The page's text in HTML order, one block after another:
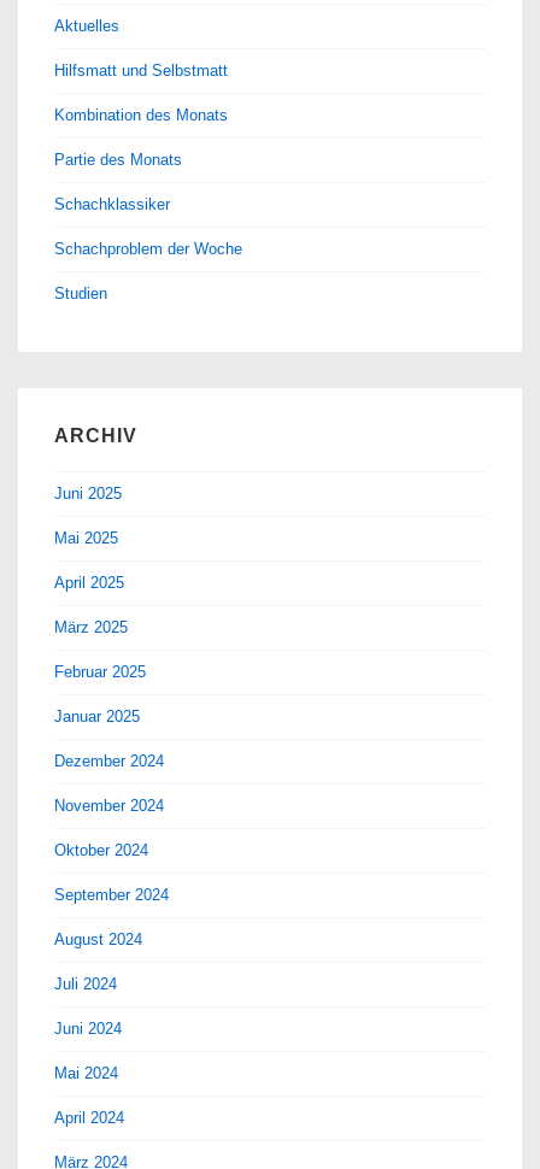
Aktuelles
Hilfsmatt und Selbstmatt
Kombination des Monats
Partie des Monats
Schachklassiker
Schachproblem der Woche
Studien
ARCHIV
Juni 2025
Mai 2025
April 2025
März 2025
Februar 2025
Januar 2025
Dezember 2024
November 2024
Oktober 2024
September 2024
August 2024
Juli 2024
Juni 2024
Mai 2024
April 2024
März 2024